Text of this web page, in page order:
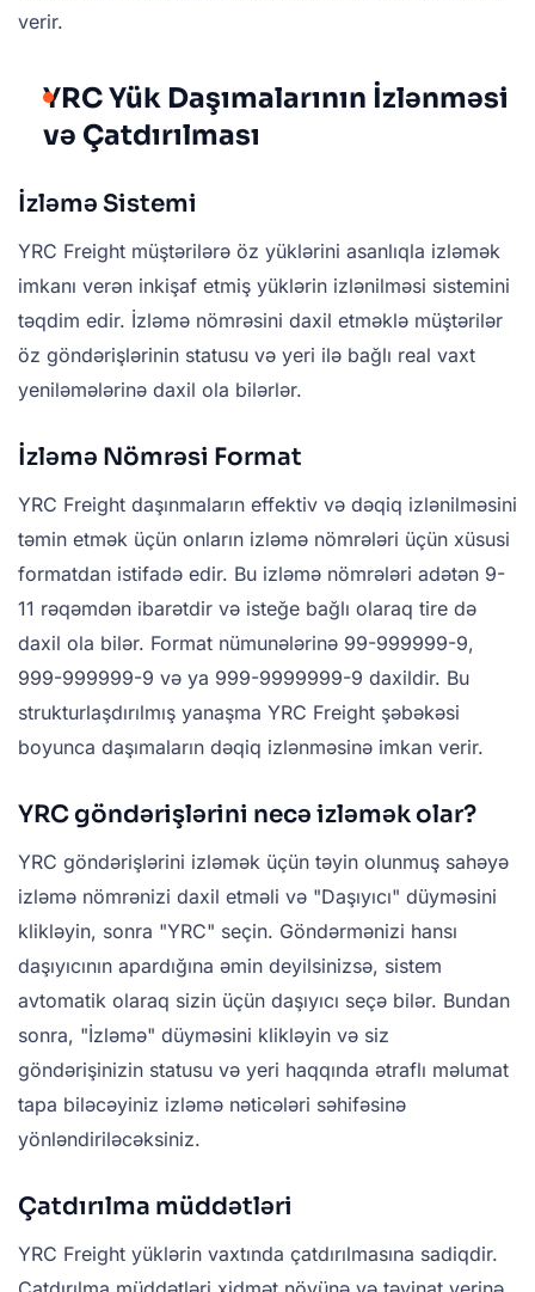
verir.
YRC Yük Daşımalarının İzlənməsi
və Çatdırılması
İzləmə Sistemi
YRC Freight müştərilərə öz yüklərini asanlıqla izləmək
imkanı verən inkişaf etmiş yüklərin izlənilməsi sistemini
təqdim edir. İzləmə nömrəsini daxil etməklə müştərilər
öz göndərişlərinin statusu və yeri ilə bağlı real vaxt
yeniləmələrinə daxil ola bilərlər.
İzləmə Nömrəsi Format
YRC Freight daşınmaların effektiv və dəqiq izlənilməsini
təmin etmək üçün onların izləmə nömrələri üçün xüsusi
formatdan istifadə edir. Bu izləmə nömrələri adətən 9-
11 rəqəmdən ibarətdir və isteğe bağlı olaraq tire də
daxil ola bilər. Format nümunələrinə 99-999999-9,
999-999999-9 və ya 999-9999999-9 daxildir. Bu
strukturlaşdırılmış yanaşma YRC Freight şəbəkəsi
boyunca daşımaların dəqiq izlənməsinə imkan verir.
YRC göndərişlərini necə izləmək olar?
YRC göndərişlərini izləmək üçün təyin olunmuş sahəyə
izləmə nömrənizi daxil etməli və "Daşıyıcı" düyməsini
klikləyin, sonra "YRC" seçin. Göndərmənizi hansı
daşıyıcının apardığına əmin deyilsinizsə, sistem
avtomatik olaraq sizin üçün daşıyıcı seçə bilər. Bundan
sonra, "İzləmə" düyməsini klikləyin və siz
göndərişinizin statusu və yeri haqqında ətraflı məlumat
tapa biləcəyiniz izləmə nəticələri səhifəsinə
yönləndiriləcəksiniz.
Çatdırılma müddətləri
YRC Freight yüklərin vaxtında çatdırılmasına sadiqdir.